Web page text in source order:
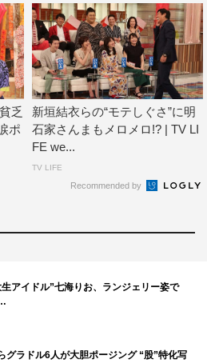
疲労）、重太みゆき（印象）、
口夕依（SNS）
断「浅田真央」】
理恵（心理）、沖 直実（イケ
乏
ポ
新垣結衣らの“モテしぐさ”に明
石家さんまもメロメロ!? | TV LI
FE we...
TV LIFE
Recommended by
アイドル”七海りお、ランジェリー姿で
グラドル6人が大胆ポージング “股”特化写